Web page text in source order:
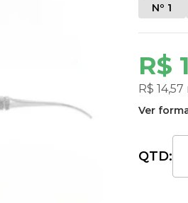
R$
R$
Ver
Nº 1
QTD: